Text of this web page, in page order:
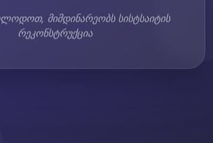
მიმდინარეობს სისტსაიტის
რეკონსტრუქცია